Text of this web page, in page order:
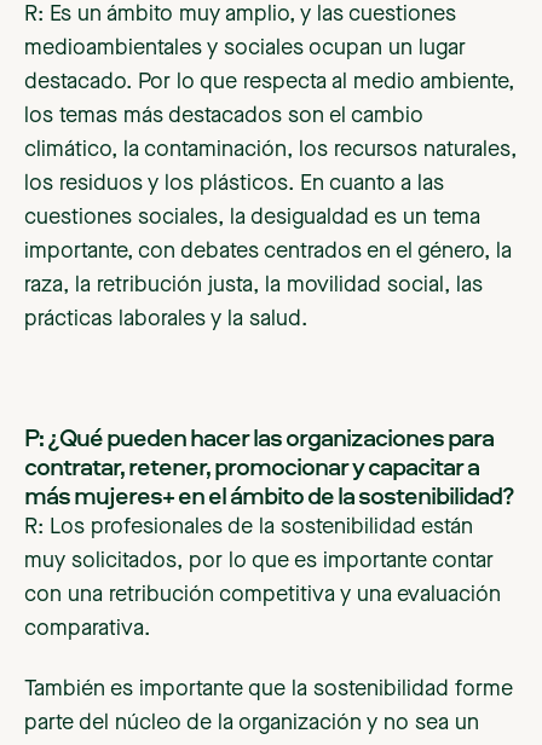
R: Es un ámbito muy amplio, y las cuestiones
medioambientales y sociales ocupan un lugar
destacado. Por lo que respecta al medio ambiente,
los temas más destacados son el cambio
climático, la contaminación, los recursos naturales,
los residuos y los plásticos. En cuanto a las
cuestiones sociales, la desigualdad es un tema
importante, con debates centrados en el género, la
raza, la retribución justa, la movilidad social, las
prácticas laborales y la salud.
P: ¿Qué pueden hacer las organizaciones para
contratar, retener, promocionar y capacitar a
más mujeres+ en el ámbito de la sostenibilidad?
R: Los profesionales de la sostenibilidad están
muy solicitados, por lo que es importante contar
con una retribución competitiva y una evaluación
comparativa.
También es importante que la sostenibilidad forme
parte del núcleo de la organización y no sea un